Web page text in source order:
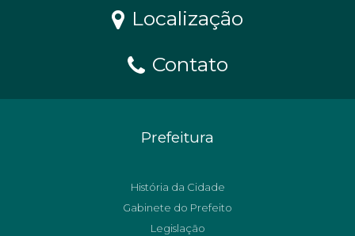
Localização
Contato
Prefeitura
História da Cidade
Gabinete do Prefeito
Legislação